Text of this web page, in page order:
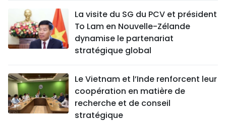
La visite du SG du PCV et président
To Lam en Nouvelle-Zélande
dynamise le partenariat
stratégique global
Le Vietnam et l’Inde renforcent leur
coopération en matière de
recherche et de conseil
stratégique